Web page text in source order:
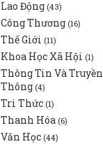
Lao Động (43)
Công Thương (16)
Thế Giới (11)
Khoa Học Xã Hội (1)
Thông Tin Và Truyền
Thông (4)
Tri Thức (1)
Thanh Hóa (6)
Văn Học (44)